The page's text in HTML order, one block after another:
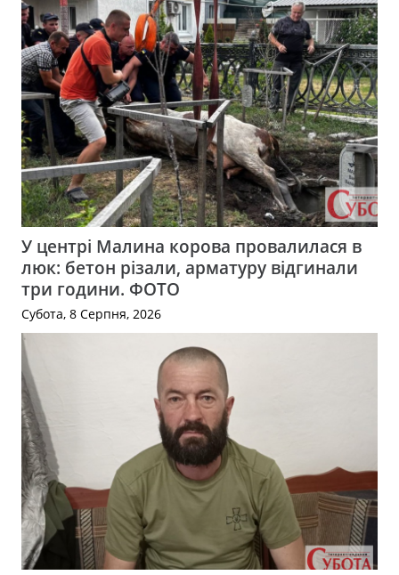
У центрі Малина корова провалилася в
люк: бетон різали, арматуру відгинали
три години. ФОТО
Субота, 8 Серпня, 2026